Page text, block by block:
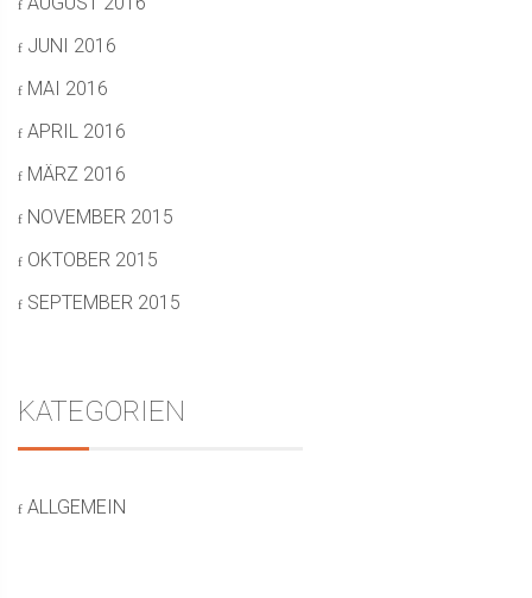
JUNI 2016
MAI 2016
APRIL 2016
MÄRZ 2016
NOVEMBER 2015
OKTOBER 2015
SEPTEMBER 2015
KATEGORIEN
ALLGEMEIN